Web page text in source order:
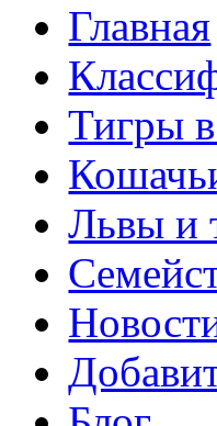
Главная
Тигры
Львы и